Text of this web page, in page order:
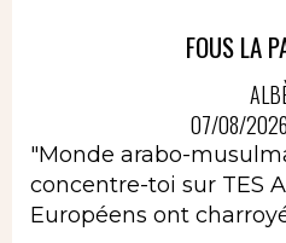
FOUS LA
07/08/
"Monde arabo-
concentre-toi sur TES
Européens ont